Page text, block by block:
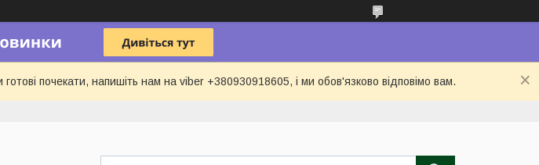
почекати, напишіть нам на viber +380930918605, і ми обов'язково відповімо вам.